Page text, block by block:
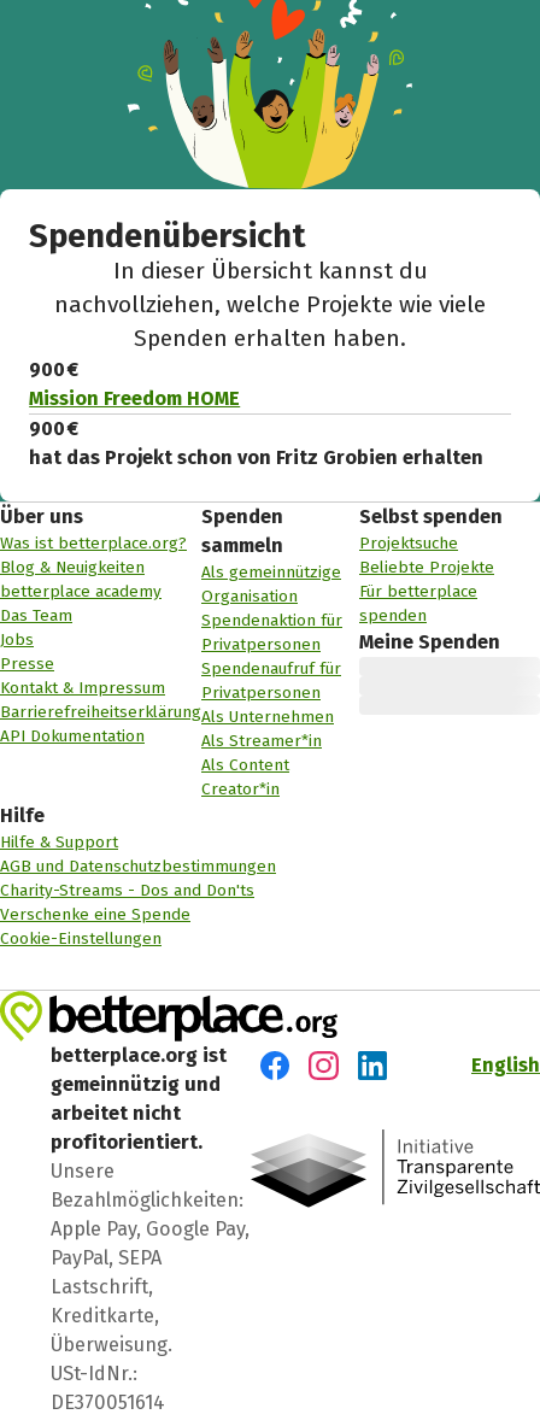
Spendenübersicht
In dieser Übersicht kannst du
nachvollziehen, welche Projekte wie viele
Spenden erhalten haben.
900 €
Mission Freedom HOME
900 €
hat das Projekt schon von Fritz Grobien erhalten
Über uns
Was ist betterplace.org?
Blog & Neuigkeiten
betterplace academy
Das Team
Jobs
Presse
Kontakt & Impressum
Barrierefreiheitserklärung
API Dokumentation
Spenden
sammeln
Als gemeinnützige
Organisation
Spendenaktion für
Privatpersonen
Spendenaufruf für
Privatpersonen
Als Unternehmen
Als Streamer*in
Als Content
Creator*in
Selbst spenden
Projektsuche
Beliebte Projekte
Für betterplace
spenden
Meine Spenden
Hilfe
Hilfe & Support
AGB und Datenschutzbestimmungen
Charity-Streams - Dos and Don'ts
Verschenke eine Spende
Cookie-Einstellungen
betterplace.org ist
gemeinnützig und
arbeitet nicht
profitorientiert.
Unsere
Bezahlmöglichkeiten:
Apple Pay, Google Pay,
PayPal, SEPA
Lastschrift,
Kreditkarte,
Überweisung.
USt-IdNr.:
DE370051614
English